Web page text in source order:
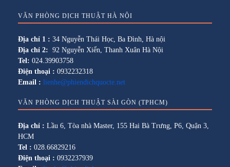
VĂN PHÒNG DỊCH THUẬT HÀ NỘI
Địa chỉ 1 : 34 Nguyễn Thái Học, Ba Đình, Hà nội
Địa chỉ 2: 92 Nguyễn Xiển, Thanh Xuân Hà Nội
Tel: 024.39903758
Điện thoại : 0932232318
Email : lienhe@phiendichquocte.net
VĂN PHÒNG DỊCH THUẬT SÀI GÒN (TPHCM)
Địa chỉ : Lầu 6, Tòa nhà Master, 155 Hai Bà Trưng, P6, Quận 3,
HCM
Tel : 028.66829216
Điện thoại : 0932237939